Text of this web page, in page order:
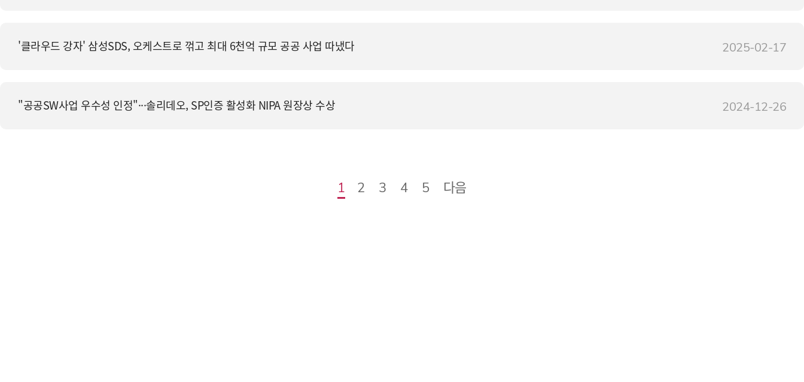
'클라우드 강자' 삼성SDS, 오케스트로 꺾고 최대 6천억 규모 공공 사업 따냈다 2025-02-17
"공공SW사업 우수성 인정"···솔리데오, SP인증 활성화 NIPA 원장상 수상 2024-12-26
1 2 3 4 5 다음